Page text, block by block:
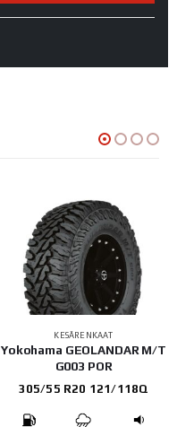
KESÄRENKAAT
Yokohama GEOLANDAR M/T
G003 POR
305/55 R20 121/118Q